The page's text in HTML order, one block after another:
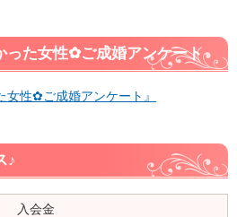
った女性✿ご成婚アンケート
女性✿ご成婚アンケート』
♪
入会金